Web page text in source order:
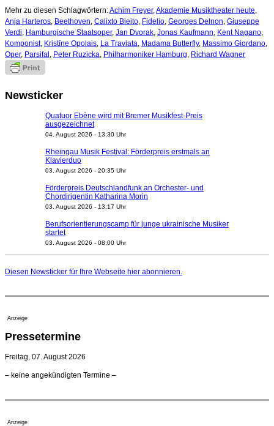
Mehr zu diesen Schlagwörtern:Achim Freyer,Akademie Musiktheater heute,
Anja Harteros, Beethoven, Calixto Bieito, Fidelio, Georges Delnon, Giuseppe
Verdi, Hamburgische Staatsoper, Jan Dvorak, Jonas Kaufmann, Kent Nagano,
Komponist, Kristīne Opolais, La Traviata, Madama Butterfly, Massimo Giordano,
Oper, Parsifal , Peter Ruzicka, Philharmoniker Hamburg, Richard Wagner
Newsticker
Quatuor Ebène wird mit Bremer Musikfest-Preis
ausgezeichnet
04. August 2026 - 13:30 Uhr
Rheingau Musik Festival: Förderpreis erstmals an
Klavierduo
03. August 2026 - 20:35 Uhr
Förderpreis Deutschlandfunk an Orchester- und
Chordirigentin Katharina Morin
03. August 2026 - 13:17 Uhr
Berufsorientierungscamp für junge ukrainische Musiker
startet
03. August 2026 - 08:00 Uhr
Nationaltheater Mannheim
Regensburger Generalmusikdirektor Stefan Veselka
Kammerorchester Heilbronn: Chefdirigent Risto Joost
verlängert bis 2030
Ensemblemitglieder
Diesen Newsticker für Ihre Webseite hier abonnieren.
Anzeige
Pressetermine
Freitag, 07. August 2026
– keine angekündigten Termine –
Anzeige